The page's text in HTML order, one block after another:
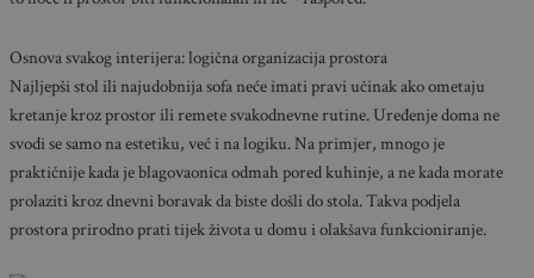
Osnova svakog interijera: logična organizacija prostora
Najljepši stol ili najudobnija sofa neće imati pravi učinak ako ometaju
kretanje kroz prostor ili remete svakodnevne rutine. Uređenje doma ne
svodi se samo na estetiku, već i na logiku. Na primjer, mnogo je
praktičnije kada je blagovaonica odmah pored kuhinje, a ne kada morate
prolaziti kroz dnevni boravak da biste došli do stola. Takva podjela
prostora prirodno prati tijek života u domu i olakšava funkcioniranje.